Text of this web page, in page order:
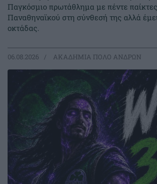
Παγκόσμιο πρωτάθλημα με πέντε
Παναθηναϊκού στη σύνθεσή της αλλά
οκτάδας.
06.08.2026 ΑΚΑΔΗΜΙΑ ΠΟΛΟ ΑΝΔΡΩΝ